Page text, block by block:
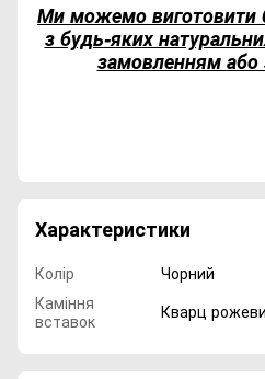
Ми можемо виготовити
з будь-яких
замовленням або
Характеристики
Колір
Чорний
Каміння
вставок
Кварц